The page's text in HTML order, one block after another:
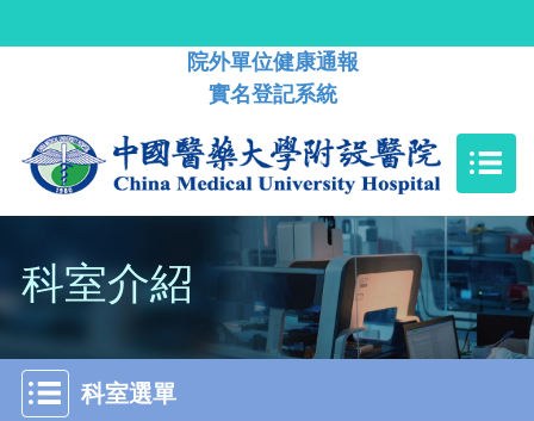
院外單位健康通報
實名登記系統
科室介紹
科室選單